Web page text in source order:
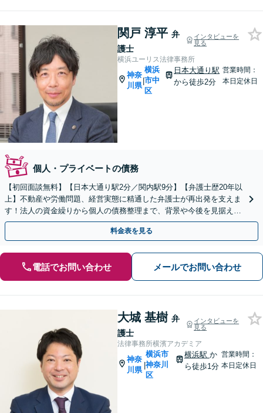
関戸 淳平 弁
護士
インタビューを
見る
横浜ユーリス法律事務所
神奈
川県
|
横浜
市中
区
日本大通り駅
から徒歩2分
営業時間：
本日定休日
個人・プライベートの債務
【初回面談無料】【日本大通り駅2分／関内駅9分】【弁護士歴20年以
上】不動産や労働問題、経営実態に精通した弁護士が再出発を支えま
す！法人の資金繰りから個人の債務整理まで、背景や今後を見据えた
最適な解決策をご提案します【夜間や休日相談可】
料金表を見る
電話でお問い合わせ メールでお問い合わせ
大城 基樹 弁
護士
インタビューを
見る
法律事務所横濱アカデミア
神奈
川県
|
横浜市
神奈川
区
横浜駅 か
ら徒歩1分
営業時間：
本日定休日